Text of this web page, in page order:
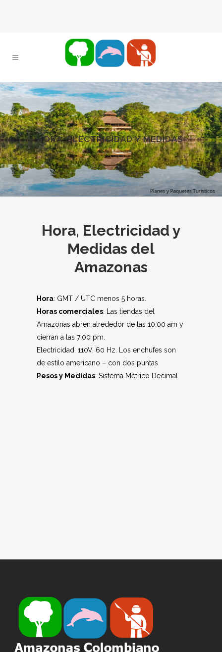
HORA, ELECTRICIDAD Y MEDIDAS
Hora, Electricidad y
Medidas del
Amazonas
Hora: GMT / UTC menos 5 horas.
Horas comerciales: Las tiendas del
Amazonas abren alrededor de las 10:00 am y
cierran a las 7:00 pm.
Electricidad: 110V, 60 Hz. Los enchufes son
de estilo americano – con dos puntas
Pesos y Medidas: Sistema Métrico Decimal